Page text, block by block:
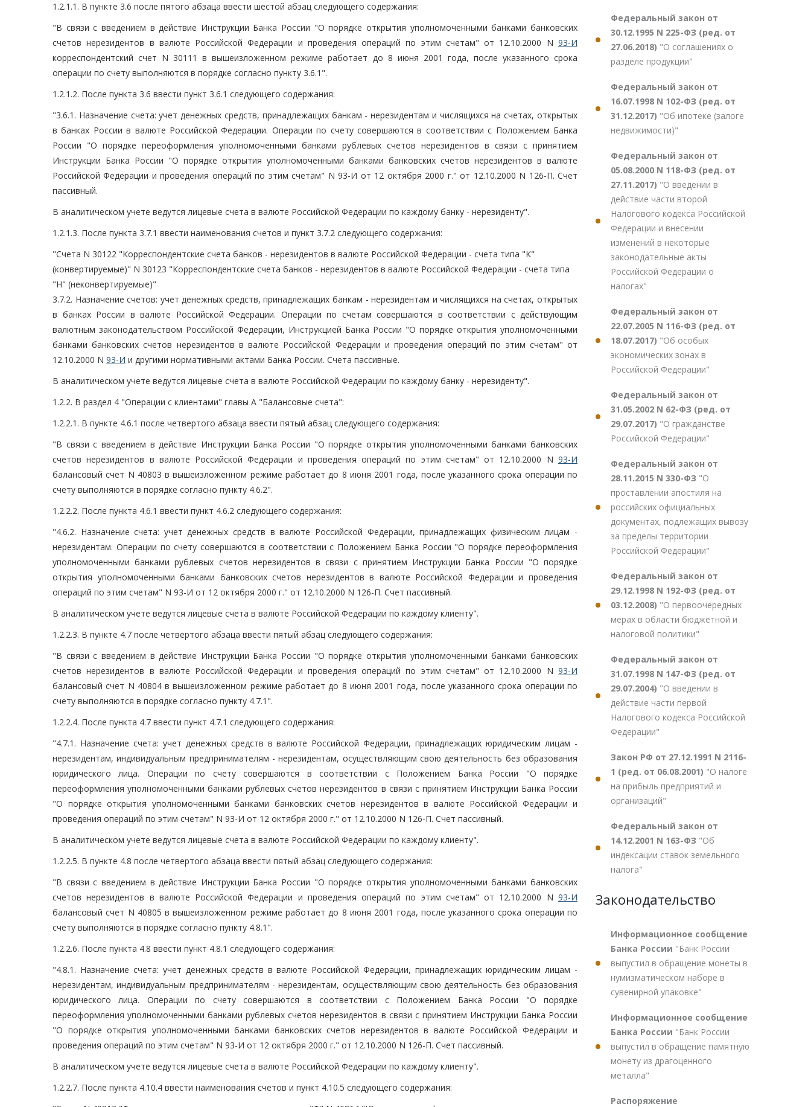
1.2.1.1. В пункте 3.6 после пятого абзаца ввести шестой абзац следующего содержания:
"В связи с введением в действие Инструкции Банка России "О порядке открытия уполномоченными банками банковских
счетов нерезидентов в валюте Российской Федерации и проведения операций по этим счетам" от 12.10.2000 N 93-И
корреспондентский счет N 30111 в вышеизложенном режиме работает до 8 июня 2001 года, после указанного срока
операции по счету выполняются в порядке согласно пункту 3.6.1".
1.2.1.2. После пункта 3.6 ввести пункт 3.6.1 следующего содержания:
"3.6.1. Назначение счета: учет денежных средств, принадлежащих банкам - нерезидентам и числящихся на счетах, открытых
в банках России в валюте Российской Федерации. Операции по счету совершаются в соответствии с Положением Банка
России "О порядке переоформления уполномоченными банками рублевых счетов нерезидентов в связи с принятием
Инструкции Банка России "О порядке открытия уполномоченными банками банковских счетов нерезидентов в валюте
Российской Федерации и проведения операций по этим счетам" N 93-И от 12 октября 2000 г." от 12.10.2000 N 126-П. Счет
пассивный.
В аналитическом учете ведутся лицевые счета в валюте Российской Федерации по каждому банку - нерезиденту".
1.2.1.3. После пункта 3.7.1 ввести наименования счетов и пункт 3.7.2 следующего содержания:
"Счета N 30122 "Корреспондентские счета банков - нерезидентов в валюте Российской Федерации - счета типа "К"
(конвертируемые)" N 30123 "Корреспондентские счета банков - нерезидентов в валюте Российской Федерации - счета типа
"Н" (неконвертируемые)"
3.7.2. Назначение счетов: учет денежных средств, принадлежащих банкам - нерезидентам и числящихся на счетах, открытых
в банках России в валюте Российской Федерации. Операции по счетам совершаются в соответствии с действующим
валютным законодательством Российской Федерации, Инструкцией Банка России "О порядке открытия уполномоченными
банками банковских счетов нерезидентов в валюте Российской Федерации и проведения операций по этим счетам" от
12.10.2000 N 93-И и другими нормативными актами Банка России. Счета пассивные.
В аналитическом учете ведутся лицевые счета в валюте Российской Федерации по каждому банку - нерезиденту".
1.2.2. В раздел 4 "Операции с клиентами" главы А "Балансовые счета":
1.2.2.1. В пункте 4.6.1 после четвертого абзаца ввести пятый абзац следующего содержания:
"В связи с введением в действие Инструкции Банка России "О порядке открытия уполномоченными банками банковских
счетов нерезидентов в валюте Российской Федерации и проведения операций по этим счетам" от 12.10.2000 N 93-И
балансовый счет N 40803 в вышеизложенном режиме работает до 8 июня 2001 года, после указанного срока операции по
счету выполняются в порядке согласно пункту 4.6.2".
1.2.2.2. После пункта 4.6.1 ввести пункт 4.6.2 следующего содержания:
"4.6.2. Назначение счета: учет денежных средств в валюте Российской Федерации, принадлежащих физическим лицам -
нерезидентам. Операции по счету совершаются в соответствии с Положением Банка России "О порядке переоформления
уполномоченными банками рублевых счетов нерезидентов в связи с принятием Инструкции Банка России "О порядке
открытия уполномоченными банками банковских счетов нерезидентов в валюте Российской Федерации и проведения
операций по этим счетам" N 93-И от 12 октября 2000 г." от 12.10.2000 N 126-П. Счет пассивный.
В аналитическом учете ведутся лицевые счета в валюте Российской Федерации по каждому клиенту".
1.2.2.3. В пункте 4.7 после четвертого абзаца ввести пятый абзац следующего содержания:
"В связи с введением в действие Инструкции Банка России "О порядке открытия уполномоченными банками банковских
счетов нерезидентов в валюте Российской Федерации и проведения операций по этим счетам" от 12.10.2000 N 93-И
балансовый счет N 40804 в вышеизложенном режиме работает до 8 июня 2001 года, после указанного срока операции по
счету выполняются в порядке согласно пункту 4.7.1".
1.2.2.4. После пункта 4.7 ввести пункт 4.7.1 следующего содержания:
"4.7.1. Назначение счета: учет денежных средств в валюте Российской Федерации, принадлежащих юридическим лицам -
нерезидентам, индивидуальным предпринимателям - нерезидентам, осуществляющим свою деятельность без образования
юридического лица. Операции по счету совершаются в соответствии с Положением Банка России "О порядке
переоформления уполномоченными банками рублевых счетов нерезидентов в связи с принятием Инструкции Банка России
"О порядке открытия уполномоченными банками банковских счетов нерезидентов в валюте Российской Федерации и
проведения операций по этим счетам" N 93-И от 12 октября 2000 г." от 12.10.2000 N 126-П. Счет пассивный.
В аналитическом учете ведутся лицевые счета в валюте Российской Федерации по каждому клиенту".
1.2.2.5. В пункте 4.8 после четвертого абзаца ввести пятый абзац следующего содержания:
"В связи с введением в действие Инструкции Банка России "О порядке открытия уполномоченными банками банковских
счетов нерезидентов в валюте Российской Федерации и проведения операций по этим счетам" от 12.10.2000 N 93-И
балансовый счет N 40805 в вышеизложенном режиме работает до 8 июня 2001 года, после указанного срока операции по
счету выполняются в порядке согласно пункту 4.8.1".
1.2.2.6. После пункта 4.8 ввести пункт 4.8.1 следующего содержания:
"4.8.1. Назначение счета: учет денежных средств в валюте Российской Федерации, принадлежащих юридическим лицам -
нерезидентам, индивидуальным предпринимателям - нерезидентам, осуществляющим свою деятельность без образования
юридического лица. Операции по счету совершаются в соответствии с Положением Банка России "О порядке
переоформления уполномоченными банками рублевых счетов нерезидентов в связи с принятием Инструкции Банка России
"О порядке открытия уполномоченными банками банковских счетов нерезидентов в валюте Российской Федерации и
проведения операций по этим счетам" N 93-И от 12 октября 2000 г." от 12.10.2000 N 126-П. Счет пассивный.
В аналитическом учете ведутся лицевые счета в валюте Российской Федерации по каждому клиенту".
1.2.2.7. После пункта 4.10.4 ввести наименования счетов и пункт 4.10.5 следующего содержания:
Федеральный закон от
30.12.1995 N 225-ФЗ (ред. от
27.06.2018) "О соглашениях о
разделе продукции"
Федеральный закон от
16.07.1998 N 102-ФЗ (ред. от
31.12.2017) "Об ипотеке (залоге
недвижимости)"
Федеральный закон от
05.08.2000 N 118-ФЗ (ред. от
27.11.2017) "О введении в
действие части второй
Налогового кодекса Российской
Федерации и внесении
изменений в некоторые
законодательные акты
Российской Федерации о
налогах"
Федеральный закон от
22.07.2005 N 116-ФЗ (ред. от
18.07.2017) "Об особых
экономических зонах в
Российской Федерации"
Федеральный закон от
31.05.2002 N 62-ФЗ (ред. от
29.07.2017) "О гражданстве
Российской Федерации"
Федеральный закон от
28.11.2015 N 330-ФЗ "О
проставлении апостиля на
российских официальных
документах, подлежащих вывозу
за пределы территории
Российской Федерации"
Федеральный закон от
29.12.1998 N 192-ФЗ (ред. от
03.12.2008) "О первоочередных
мерах в области бюджетной и
налоговой политики"
Федеральный закон от
31.07.1998 N 147-ФЗ (ред. от
29.07.2004) "О введении в
действие части первой
Налогового кодекса Российской
Федерации"
Закон РФ от 27.12.1991 N 2116-
1 (ред. от 06.08.2001) "О налоге
на прибыль предприятий и
организаций"
Федеральный закон от
14.12.2001 N 163-ФЗ "Об
индексации ставок земельного
налога"
Законодательство
Информационное сообщение
Банка России "Банк России
выпустил в обращение монеты в
нумизматическом наборе в
сувенирной упаковке"
Информационное сообщение
Банка России "Банк России
выпустил в обращение памятную
монету из драгоценного
металла"
Распоряжение